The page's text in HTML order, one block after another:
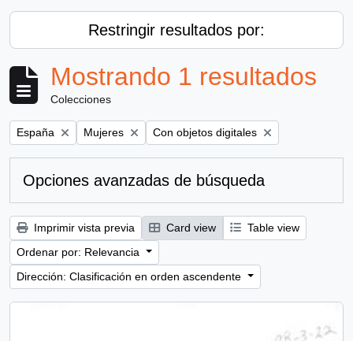
Restringir resultados por:
Mostrando 1 resultados
Colecciones
Remove filter:
España Remove filter:
Mujeres Remove filter:
Con objetos digitales
Opciones avanzadas de búsqueda
Imprimir vista previa Card view
Table view
Ordenar por: Relevancia
Dirección: Clasificación en orden ascendente